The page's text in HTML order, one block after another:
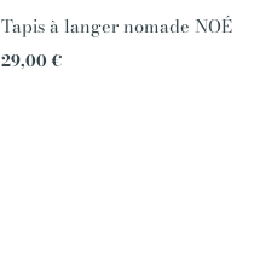
Tapis à langer nomade NOÉ
29,00 €